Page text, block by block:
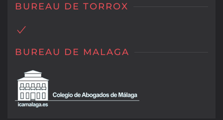
BUREAU DE TORROX
BUREAU DE MALAGA